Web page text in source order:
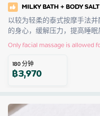
MILKY BATH + BODY
以较为轻柔的泰式按摩手法
的身心，缓解压力，提高睡眠
Only facial massage is allowed
180分钟
฿3,970